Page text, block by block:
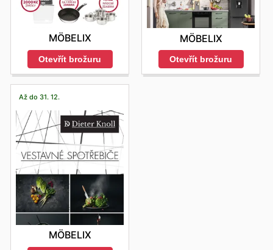
MÖBELIX
Otevřít brožuru
MÖBELIX
Otevřít brožuru
Až do 31. 12.
MÖBELIX